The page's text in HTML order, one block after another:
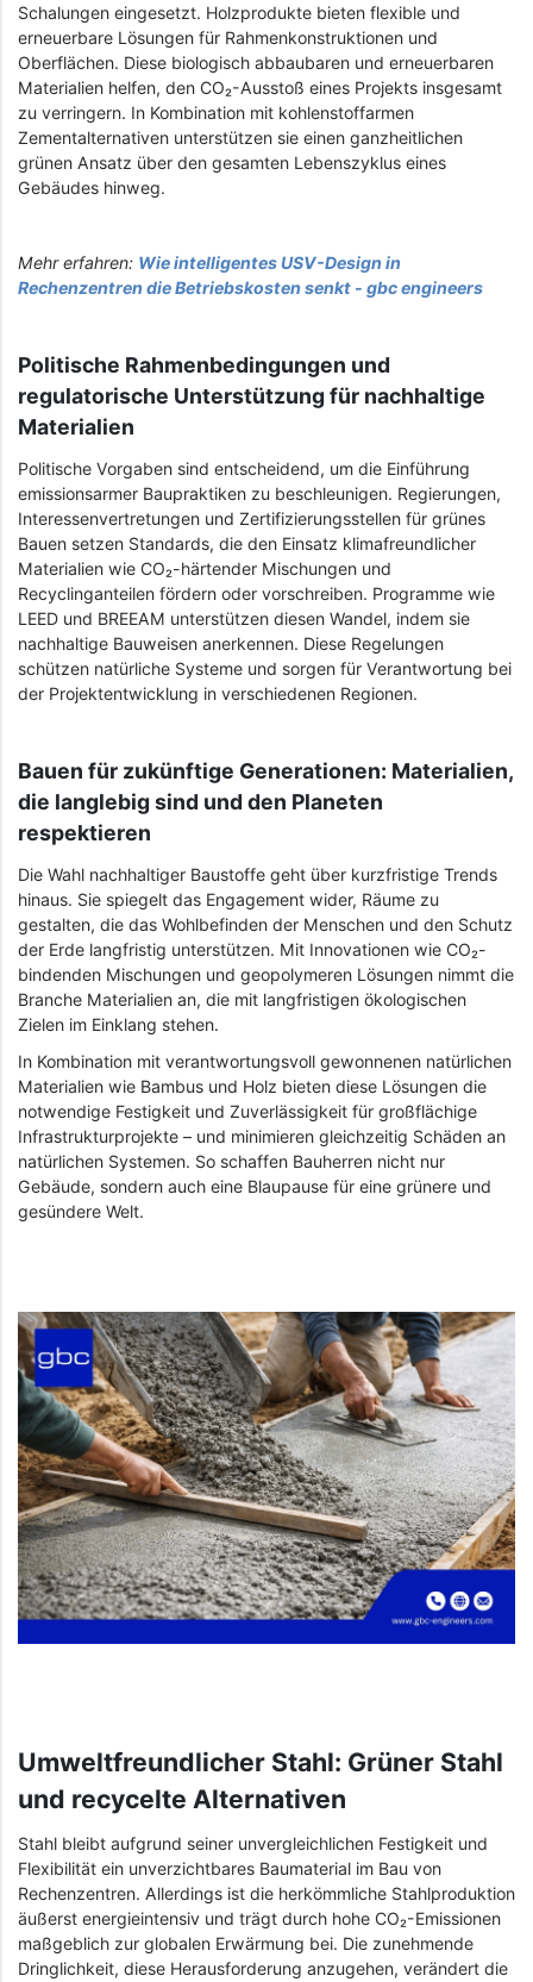
Schalungen eingesetzt. Holzprodukte bieten flexible und
erneuerbare Lösungen für Rahmenkonstruktionen und
Oberflächen. Diese biologisch abbaubaren und erneuerbaren
Materialien helfen, den CO₂-Ausstoß eines Projekts insgesamt
zu verringern. In Kombination mit kohlenstoffarmen
Zementalternativen unterstützen sie einen ganzheitlichen
grünen Ansatz über den gesamten Lebenszyklus eines
Gebäudes hinweg.
Mehr erfahren: Wie intelligentes USV-Design in
Rechenzentren die Betriebskosten senkt - gbc engineers
Politische Rahmenbedingungen und
regulatorische Unterstützung für nachhaltige
Materialien
Politische Vorgaben sind entscheidend, um die Einführung
emissionsarmer Baupraktiken zu beschleunigen. Regierungen,
Interessenvertretungen und Zertifizierungsstellen für grünes
Bauen setzen Standards, die den Einsatz klimafreundlicher
Materialien wie CO₂-härtender Mischungen und
Recyclinganteilen fördern oder vorschreiben. Programme wie
LEED und BREEAM unterstützen diesen Wandel, indem sie
nachhaltige Bauweisen anerkennen. Diese Regelungen
schützen natürliche Systeme und sorgen für Verantwortung bei
der Projektentwicklung in verschiedenen Regionen.
Bauen für zukünftige Generationen: Materialien,
die langlebig sind und den Planeten
respektieren
Die Wahl nachhaltiger Baustoffe geht über kurzfristige Trends
hinaus. Sie spiegelt das Engagement wider, Räume zu
gestalten, die das Wohlbefinden der Menschen und den Schutz
der Erde langfristig unterstützen. Mit Innovationen wie CO₂-
bindenden Mischungen und geopolymeren Lösungen nimmt die
Branche Materialien an, die mit langfristigen ökologischen
Zielen im Einklang stehen.
In Kombination mit verantwortungsvoll gewonnenen natürlichen
Materialien wie Bambus und Holz bieten diese Lösungen die
notwendige Festigkeit und Zuverlässigkeit für großflächige
Infrastrukturprojekte – und minimieren gleichzeitig Schäden an
natürlichen Systemen. So schaffen Bauherren nicht nur
Gebäude, sondern auch eine Blaupause für eine grünere und
gesündere Welt.
Umweltfreundlicher Stahl: Grüner Stahl
und recycelte Alternativen
Stahl bleibt aufgrund seiner unvergleichlichen Festigkeit und
Flexibilität ein unverzichtbares Baumaterial im Bau von
Rechenzentren. Allerdings ist die herkömmliche Stahlproduktion
äußerst energieintensiv und trägt durch hohe CO₂-Emissionen
maßgeblich zur globalen Erwärmung bei. Die zunehmende
Dringlichkeit, diese Herausforderung anzugehen, verändert die